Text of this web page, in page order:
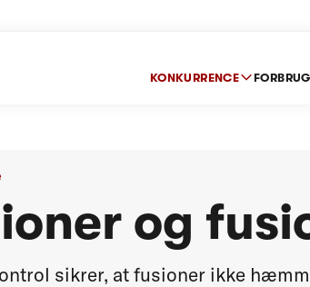
KONKURRENCE FORBRUG
og
sikrer, at fusioner ikke